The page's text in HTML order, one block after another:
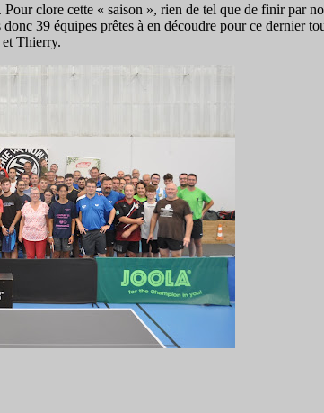
clore cette « saison », rien de tel que de finir
39 équipes prêtes à en découdre pour ce
Thierry.